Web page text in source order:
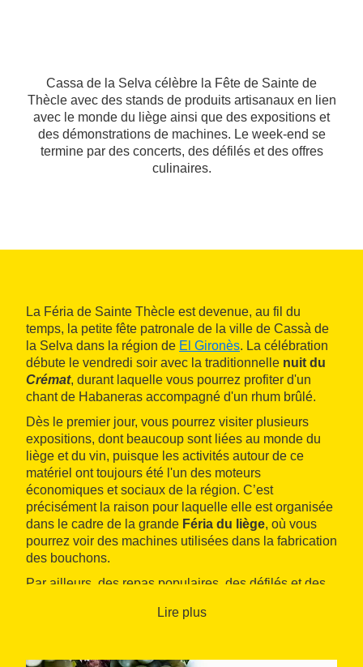
Cassa de la Selva célèbre la Fête de Sainte de
Thècle avec des stands de produits artisanaux en lien
avec le monde du liège ainsi que des expositions et
des démonstrations de machines. Le week-end se
termine par des concerts, des défilés et des offres
culinaires.
La Féria de Sainte Thècle est devenue, au fil du
temps, la petite fête patronale de la ville de Cassà de
la Selva dans la région de El Gironès. La célébration
débute le vendredi soir avec la traditionnelle nuit du
Crémat, durant laquelle vous pourrez profiter d'un
chant de Habaneras accompagné d'un rhum brûlé.
Dès le premier jour, vous pourrez visiter plusieurs
expositions, dont beaucoup sont liées au monde du
liège et du vin, puisque les activités autour de ce
matériel ont toujours été l'un des moteurs
économiques et sociaux de la région. C’est
précisément la raison pour laquelle elle est organisée
dans le cadre de la grande Féria du liège, où vous
pourrez voir des machines utilisées dans la fabrication
des bouchons.
Par ailleurs, des repas populaires, des défilés et des
établissements du village participent aux
Des spectacles, des représentations théâtrales et des
Lire plus